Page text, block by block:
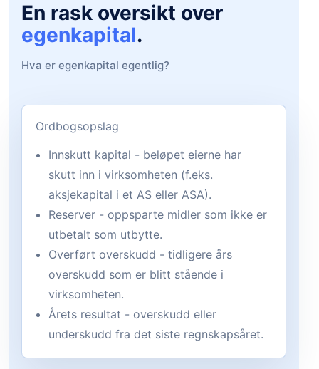
En rask oversikt over
egenkapital.
Hva er egenkapital egentlig?
Ordbogsopslag
Innskutt kapital - beløpet eierne har
skutt inn i virksomheten (f.eks.
aksjekapital i et AS eller ASA).
Reserver - oppsparte midler som ikke er
utbetalt som utbytte.
Overført overskudd - tidligere års
overskudd som er blitt stående i
virksomheten.
Årets resultat - overskudd eller
underskudd fra det siste regnskapsåret.